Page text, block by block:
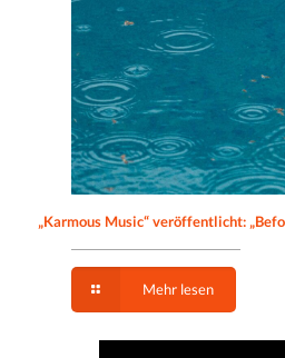
„Karmous Music“ veröffentlicht:
Mehr lesen